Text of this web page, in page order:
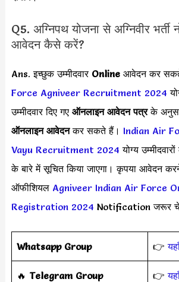
Q5. अग्निपथ योजना से अग्निवीर भर्ती
आवेदन कैसे करें?
Ans. इच्छुक उम्मीदवार Online आवेदन कर
Force Agniveer Recruitment 2024
उम्मीदवार दिए गए ऑनलाइन आवेदन पत्रके
ऑनलाइन आवेदनकर सकते हैं। Indian Air
Vayu Recruitment 2024 योग्य
के बारे में सूचित किया जाएगा। कृपया आवेदन
ऑफीशियल Agniveer Indian Air Force
Registration 2024 Notification जरूर
Whatsapp Group 👉
‎️‍🔥 Telegram Group 👉